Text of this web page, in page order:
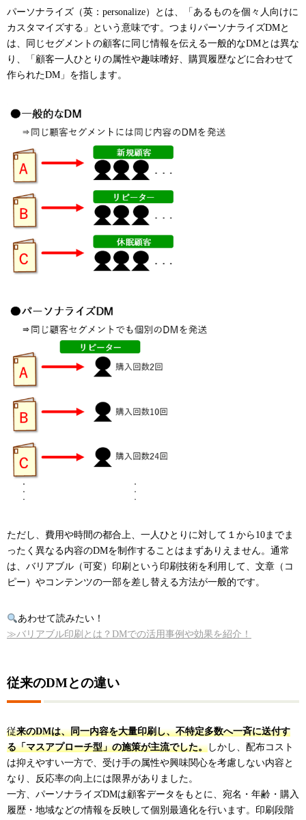
パーソナライズ（英：personalize）とは、「あるものを個々人向けに
カスタマイズする」という意味です。つまりパーソナライズDMと
は、同じセグメントの顧客に同じ情報を伝える一般的なDMとは異な
り、「顧客一人ひとりの属性や趣味嗜好、購買履歴などに合わせて
作られたDM」を指します。
ただし、費用や時間の都合上、一人ひとりに対して１から10までま
ったく異なる内容のDMを制作することはまずありえません。通常
は、バリアブル（可変）印刷という印刷技術を利用して、文章（コ
ピー）やコンテンツの一部を差し替える方法が一般的です。
あわせて読みたい！
≫バリアブル印刷とは？DMでの活用事例や効果を紹介！
従来のDMとの違い
従来のDMは、同一内容を大量印刷し、不特定多数へ一斉に送付す
る「マスアプローチ型」の施策が主流でした。 しかし、配布コスト
は抑えやすい一方で、受け手の属性や興味関心を考慮しない内容と
なり、反応率の向上には限界がありました。
一方、パーソナライズDMは顧客データをもとに、宛名・年齢・購入
履歴・地域などの情報を反映して個別最適化を行います。印刷段階